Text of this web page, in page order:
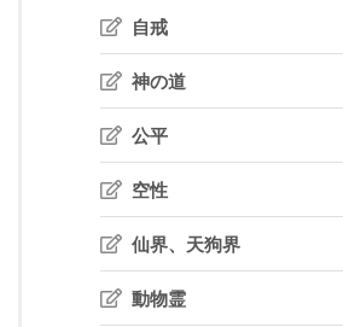
自戒
神の道
公平
空性
仙界、天狗界
動物霊